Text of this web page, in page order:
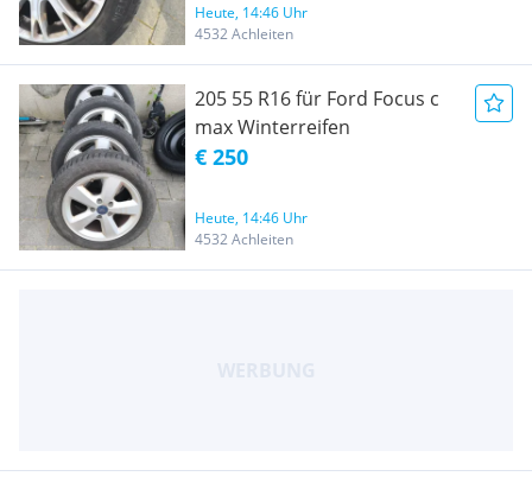
Heute, 14:46 Uhr
4532 Achleiten
205 55 R16 für Ford Focus c
max Winterreifen
€ 250
Heute, 14:46 Uhr
4532 Achleiten